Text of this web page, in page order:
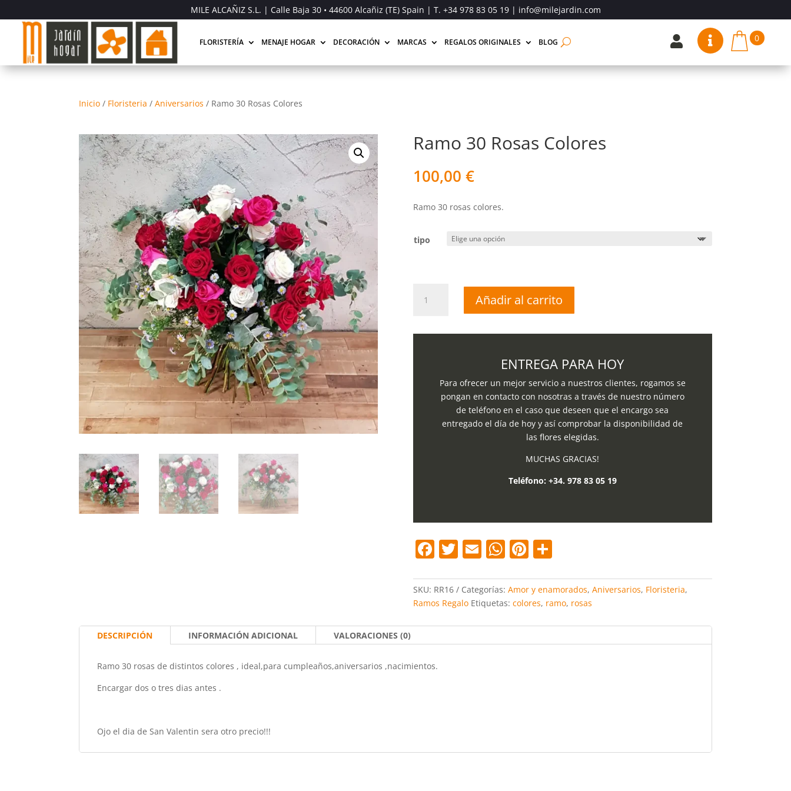
MILE ALCAÑIZ S.L. | Calle Baja 30 • 44600 Alcañiz (TE) Spain | T. +34 978 83 05 19| info@milejardin.com
FLORISTERÍA MENAJE HOGAR DECORACIÓN MARCAS REGALOS ORIGINALES BLOG   0
Inicio / Floristeria /Aniversarios / Ramo 30 Rosas Colores
Ramo 30 Rosas Colores
100,00 €
Ramo 30 rosas colores.
tipo
Añadir al carrito
ENTREGA PARA HOY
Para ofrecer un mejor servicio a nuestros clientes, rogamos se
pongan en contacto con nosotras a través de nuestro número
de teléfono en el caso que deseen que el encargo sea
entregado el día de hoy y así comprobar la disponibilidad de
las flores elegidas.
MUCHAS GRACIAS!
Teléfono: +34. 978 83 05 19
F
c
e
b
o
o
T
itt
er
E
ai
l
W
at
s
A
p
Pi
er
e
st
C
m
p
ar
tir
SKU: RR16 Categorías: Amor y enamorados, Aniversarios, Floristeria,
Ramos Regalo Etiquetas: colores, ramo, rosas
DESCRIPCIÓN INFORMACIÓN ADICIONAL VALORACIONES (0)
Ramo 30 rosas de distintos colores , ideal,para cumpleaños,aniversarios ,nacimientos.
Encargar dos o tres dias antes .
Ojo el dia de San Valentin sera otro precio!!!